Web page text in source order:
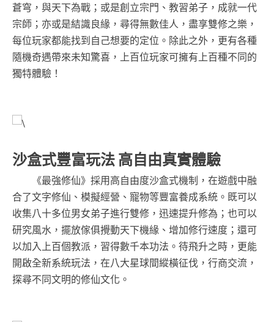
蒼穹，與天下為戰；或是創立宗門、教習弟子，成就一代
宗師；亦或是結識良緣，尋得無數佳人，盡享雙修之樂，
每位玩家都能找到自己想要的定位。除此之外，更有各種
隨機奇遇帶來未知驚喜，上百位玩家可擁有上百種不同的
獨特體驗！
沙盒式豐富玩法 高自由真實體驗
《最強修仙》採用高自由度沙盒式機制，在遊戲中融
合了文字修仙、模擬經營、寵物等豐富養成系統。既可以
收集八十多位男女弟子進行雙修，迅速提升修為；也可以
研究風水，擺放傢俱攪動天下機緣、增加修行速度；還可
以加入上百個教派，習得數千本功法。待飛升之時，更能
開啟全新系統玩法，在八大星球間縱橫征伐，行商交流，
探尋不同文明的修仙文化。